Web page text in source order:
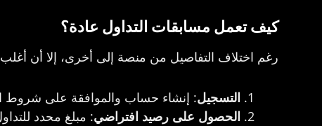
كيف تعمل مسابقات التداول عادة؟
رغم اختلاف التفاصيل من منصة إلى أخرى، إلا أن أغلب
التسجيل: إنشاء حساب والموافقة على شروط
الحصول على رصيد افتراضي: مبلغ محدد